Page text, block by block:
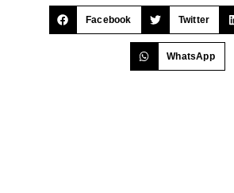
Facebook Twitter
WhatsApp